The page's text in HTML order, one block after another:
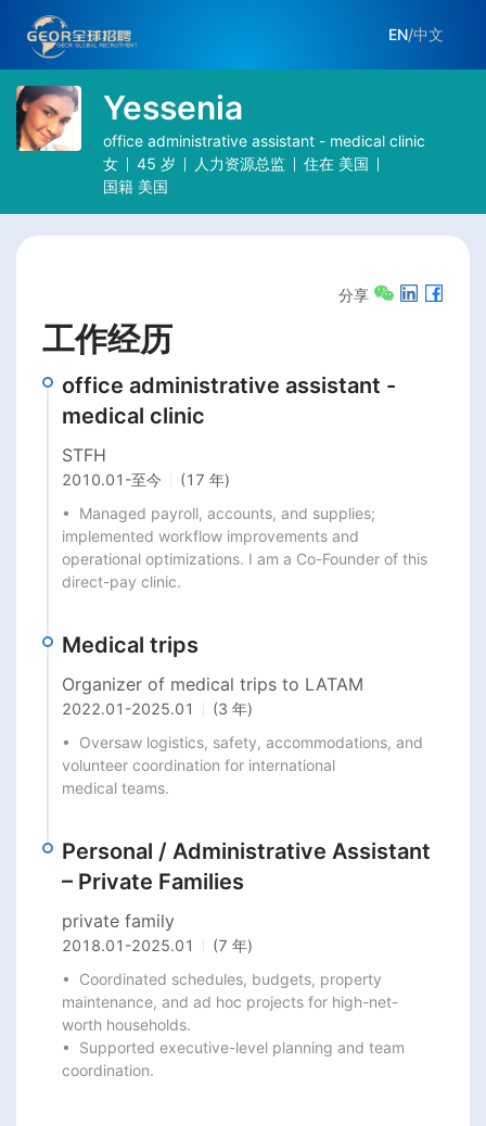
EN/中文
Yessenia
office administrative assistant - medical clinic
女
45 岁 人力资源总监 住在 美国
国籍 美国
分享
工作经历
office administrative assistant -
medical clinic
STFH
2010.01 -至今
(17 年)
•  Managed payroll, accounts, and supplies;
implemented workflow improvements and
operational optimizations. I am a Co-Founder of this
direct-pay clinic.
Medical trips
Organizer of medical trips to LATAM
2022.01 -2025.01
(3 年)
•  Oversaw logistics, safety, accommodations, and
volunteer coordination for international
medical teams.
Personal / Administrative Assistant
– Private Families
private family
2018.01 -2025.01
(7 年)
•  Coordinated schedules, budgets, property
maintenance, and ad hoc projects for high-net-
worth households.
•  Supported executive-level planning and team
coordination.